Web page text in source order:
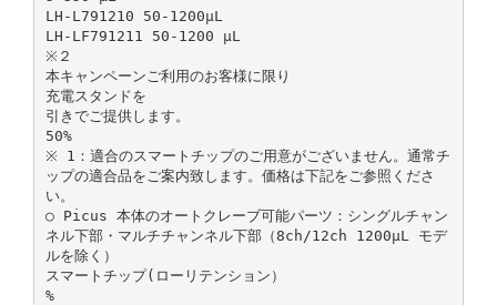
LH-L791210 50-1200μL
LH-LF791211 50-1200 µL
※２
本キャンペーンご利用のお客様に限り
充電スタンドを
引きでご提供します。
50%
※ 1：適合のスマートチップのご用意がございません。通常チ
ップの適合品をご案内致します。価格は下記をご参照くださ
い。
○ Picus 本体のオートクレーブ可能パーツ：シングルチャン
ネル下部・マルチチャンネル下部（8ch/12ch 1200μL モデ
ルを除く）
スマートチップ(ローリテンション）
%